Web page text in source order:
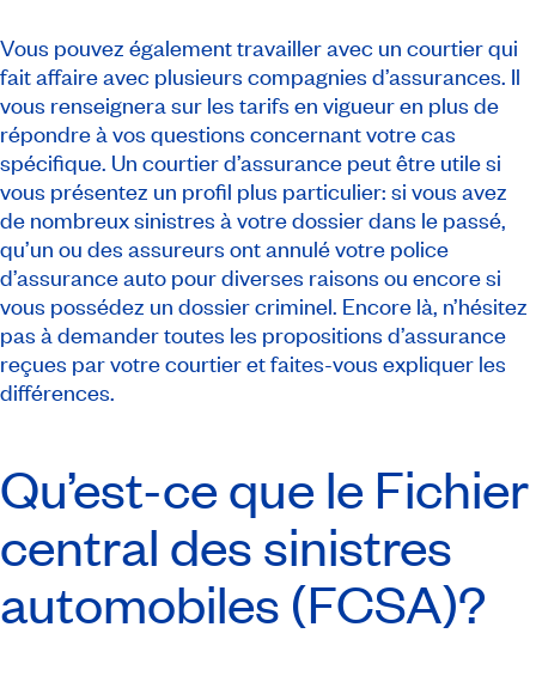
Vous pouvez également travailler avec un courtier qui
fait affaire avec plusieurs compagnies d’assurances. Il
vous renseignera sur les tarifs en vigueur en plus de
répondre à vos questions concernant votre cas
spécifique. Un courtier d’assurance peut être utile si
vous présentez un profil plus particulier: si vous avez
de nombreux sinistres à votre dossier dans le passé,
qu’un ou des assureurs ont annulé votre police
d’assurance auto pour diverses raisons ou encore si
vous possédez un dossier criminel. Encore là, n’hésitez
pas à demander toutes les propositions d’assurance
reçues par votre courtier et faites-vous expliquer les
différences.
Qu’est-ce que le Fichier
central des sinistres
automobiles (FCSA)?